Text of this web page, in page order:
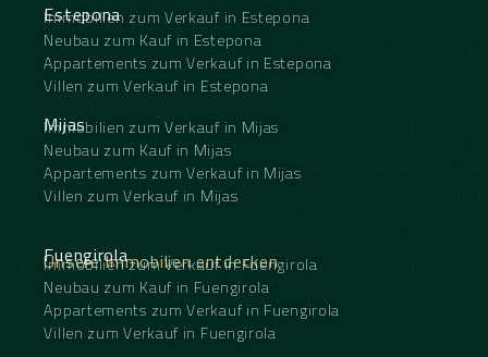
Estepona
Immobilien zum Verkauf in Estepona
Neubau zum Kauf in Estepona
Appartements zum Verkauf in Estepona
Villen zum Verkauf in Estepona
Mijas
Immobilien zum Verkauf in Mijas
Neubau zum Kauf in Mijas
Appartements zum Verkauf in Mijas
Villen zum Verkauf in Mijas
Unsere Immobilien entdecken
Fuengirola
Immobilien zum Verkauf in Fuengirola
Neubau zum Kauf in Fuengirola
Appartements zum Verkauf in Fuengirola
Villen zum Verkauf in Fuengirola